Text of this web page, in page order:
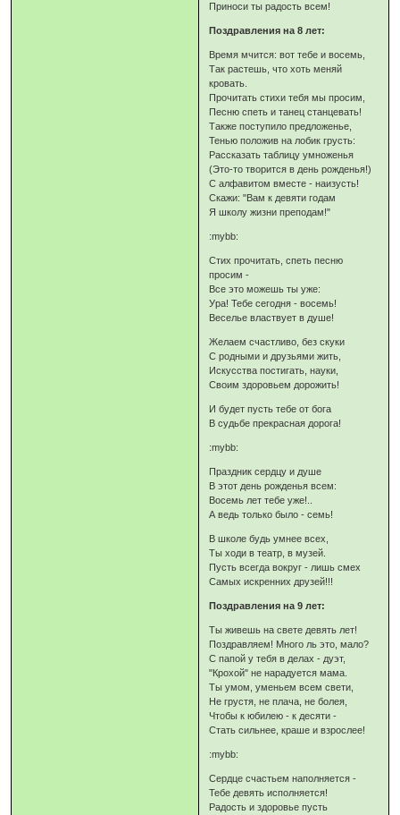
Приноси ты радость всем!
Поздравления на 8 лет:
Время мчится: вот тебе и восемь,
Так растешь, что хоть меняй
кровать.
Прочитать стихи тебя мы просим,
Песню спеть и танец станцевать!
Также поступило предложенье,
Тенью положив на лобик грусть:
Рассказать таблицу умноженья
(Это-то творится в день рожденья!)
С алфавитом вместе - наизусть!
Скажи: "Вам к девяти годам
Я школу жизни преподам!"
:mybb:
Стих прочитать, спеть песню
просим -
Все это можешь ты уже:
Ура! Тебе сегодня - восемь!
Веселье властвует в душе!
Желаем счастливо, без скуки
С родными и друзьями жить,
Искусства постигать, науки,
Своим здоровьем дорожить!
И будет пусть тебе от бога
В судьбе прекрасная дорога!
:mybb:
Праздник сердцу и душе
В этот день рожденья всем:
Восемь лет тебе уже!..
А ведь только было - семь!
В школе будь умнее всех,
Ты ходи в театр, в музей.
Пусть всегда вокруг - лишь смех
Самых искренних друзей!!!
Поздравления на 9 лет:
Ты живешь на свете девять лет!
Поздравляем! Много ль это, мало?
С папой у тебя в делах - дуэт,
"Крохой" не нарадуется мама.
Ты умом, уменьем всем свети,
Не грустя, не плача, не болея,
Чтобы к юбилею - к десяти -
Стать сильнее, краше и взрослее!
:mybb:
Сердце счастьем наполняется -
Тебе девять исполняется!
Радость и здоровье пусть